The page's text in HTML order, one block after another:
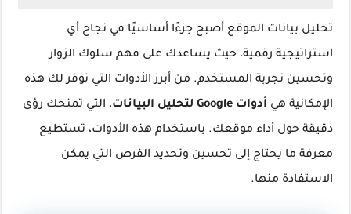
تحليل بيانات الموقع أصبح جزءًا أساسيًا في نجاح أي
استراتيجية رقمية، حيث يساعدك على فهم سلوك الزوار
وتحسين تجربة المستخدم. من أبرز الأدوات التي توفر لك هذه
الإمكانية هي أدوات Google لتحليل البيانات
، التي تمنحك رؤى
دقيقة حول أداء موقعك. باستخدام هذه الأدوات، تستطيع
معرفة ما يحتاج إلى تحسين وتحديد الفرص التي يمكن
الاستفادة منها.